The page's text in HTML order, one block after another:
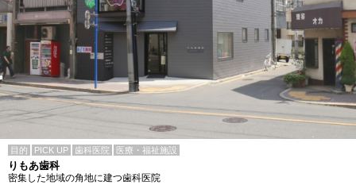
目的 PICK UP 歯科医院 医療・福祉施設
りもあ歯科
密集した地域の角地に建つ歯科医院